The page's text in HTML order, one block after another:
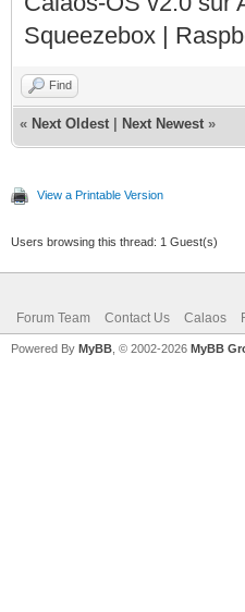
Squeezebox |
Find
« Next Oldest Next Newest »
View a Printable Version
Users browsing this thread: 1 Guest(s)
Forum Team Contact Us Calaos
Powered By MyBB , © 2002-2026 MyBB